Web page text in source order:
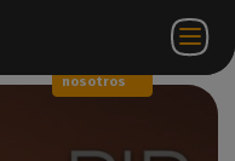
nosotros
ES